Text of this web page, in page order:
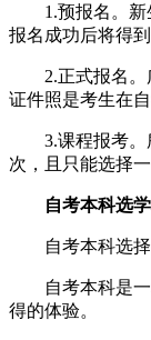
1.预报名。新生
报名成功后将得
2.正式报名。广
证件照是考生在
3.课程报考。所
次，且只能选择
自考本科选
自考本科选择
自考本科是一种
得的体验。